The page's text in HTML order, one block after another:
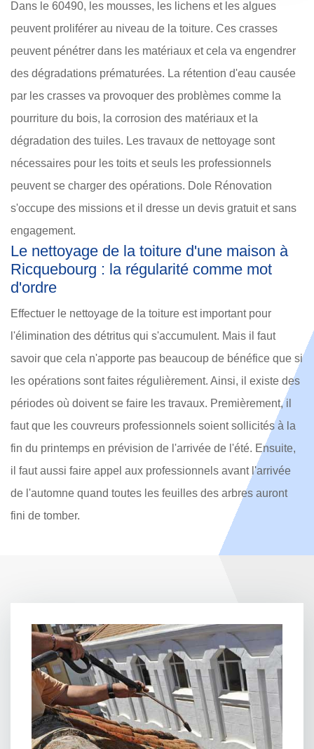
Dans le 60490, les mousses, les lichens et les algues
peuvent proliférer au niveau de la toiture. Ces crasses
peuvent pénétrer dans les matériaux et cela va engendrer
des dégradations prématurées. La rétention d'eau causée
par les crasses va provoquer des problèmes comme la
pourriture du bois, la corrosion des matériaux et la
dégradation des tuiles. Les travaux de nettoyage sont
nécessaires pour les toits et seuls les professionnels
peuvent se charger des opérations. Dole Rénovation
s'occupe des missions et il dresse un devis gratuit et sans
engagement.
Le nettoyage de la toiture d'une maison à
Ricquebourg : la régularité comme mot
d'ordre
Effectuer le nettoyage de la toiture est important pour
l'élimination des détritus qui s'accumulent. Mais il faut
savoir que cela n'apporte pas beaucoup de bénéfice que si
les opérations sont faites régulièrement. Ainsi, il existe des
périodes où doivent se faire les travaux. Premièrement, il
faut que les couvreurs professionnels soient sollicités à la
fin du printemps en prévision de l'arrivée de l'été. Ensuite,
il faut aussi faire appel aux professionnels avant l'arrivée
de l'automne quand toutes les feuilles des arbres auront
fini de tomber.